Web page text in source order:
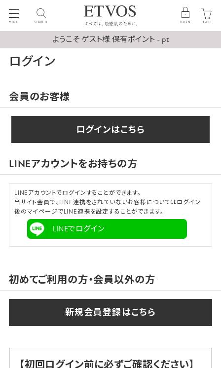
MENU SEARCH LOGIN CART
ようこそ ゲスト様 保有ポイント - pt
ログイン
会員のお客様
ログインはこちら
LINEアカウントをお持ちの方
LINEアカウントでログインすることができます。
当サイト会員で、LINE連携をされていないお客様についてはログイン
後のマイページでLINE連携を設定することができます。
LINEでログイン
初めてご利用の方・会員以外の方
【初回ログイン前に必ずご確認ください】